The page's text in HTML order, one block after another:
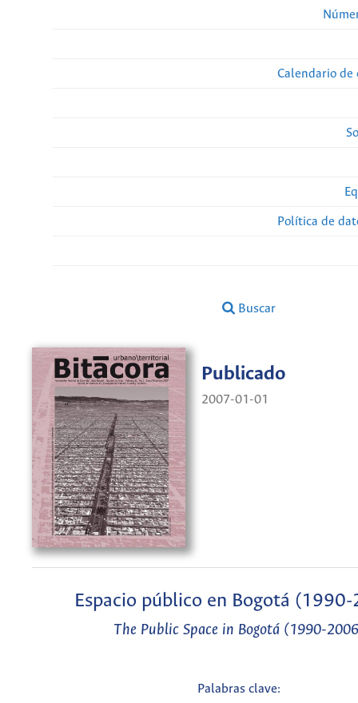
Calendario de
Política de
Buscar
Publicado
2007-01-01
Espacio público en Bogotá
The Public Space in Bogotá (1990-
Palabras clave: